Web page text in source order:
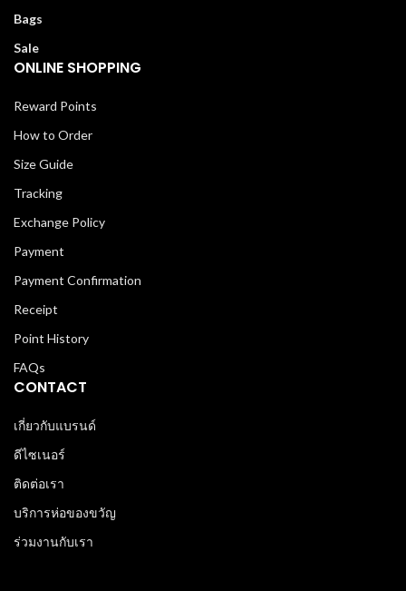
Bags
Sale
ONLINE SHOPPING
Reward Points
How to Order
Size Guide
Tracking
Exchange Policy
Payment
Payment Confirmation
Receipt
Point History
FAQs
CONTACT
เกี่ยวกับแบรนด์
ดีไซเนอร์
ติดต่อเรา
บริการห่อของขวัญ
ร่วมงานกับเรา